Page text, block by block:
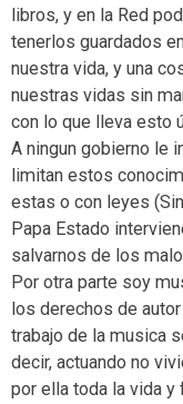
libros, y en la Red
tenerlos guardados
nuestra vida, y una
nuestras vidas sin
con lo que lleva esto
A ningun gobierno le
limitan estos
estas o con leyes
Papa Estado
salvarnos de los
Por otra parte soy
los derechos de
trabajo de la musica
decir, actuando no
por ella toda la vida